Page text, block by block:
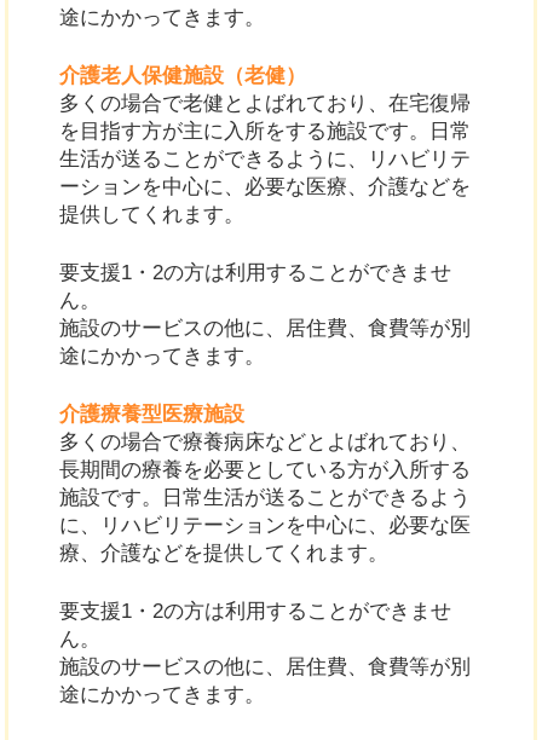
途にかかってきます。
介護老人保健施設（老健）
多くの場合で老健とよばれており、在宅復帰
を目指す方が主に入所をする施設です。日常
生活が送ることができるように、リハビリテ
ーションを中心に、必要な医療、介護などを
提供してくれます。
要支援1・2の方は利用することができませ
ん。
施設のサービスの他に、居住費、食費等が別
途にかかってきます。
介護療養型医療施設
多くの場合で療養病床などとよばれており、
長期間の療養を必要としている方が入所する
施設です。日常生活が送ることができるよう
に、リハビリテーションを中心に、必要な医
療、介護などを提供してくれます。
要支援1・2の方は利用することができませ
ん。
施設のサービスの他に、居住費、食費等が別
途にかかってきます。